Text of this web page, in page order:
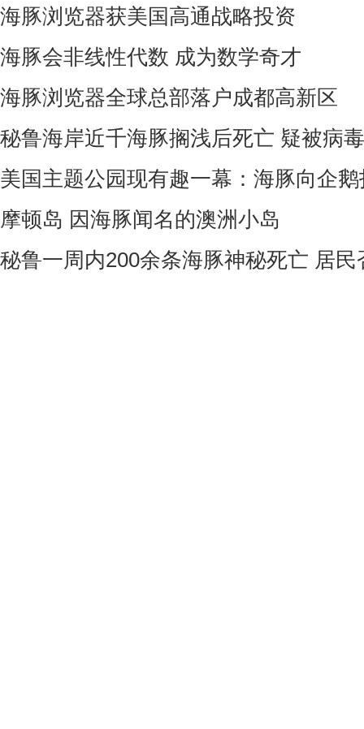
海豚浏览器获美国高通战略投资
海豚会非线性代数 成为数学奇才
海豚浏览器全球总部落户成都高新区
秘鲁海岸近千海豚搁浅后死亡 疑被病
美国主题公园现有趣一幕：海豚向企
摩顿岛 因海豚闻名的澳洲小岛
秘鲁一周内200余条海豚神秘死亡 居民